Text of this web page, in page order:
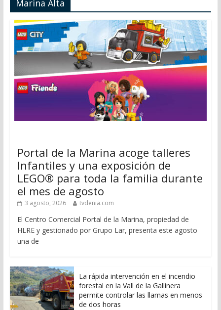
Marina Alta
Portal de la Marina acoge talleres
Infantiles y una exposición de
LEGO® para toda la familia durante
el mes de agosto
3 agosto, 2026 tvdenia.com
El Centro Comercial Portal de la Marina, propiedad de
HLRE y gestionado por Grupo Lar, presenta este agosto
una de
La rápida intervención en el incendio
forestal en la Vall de la Gallinera
permite controlar las llamas en menos
de dos horas